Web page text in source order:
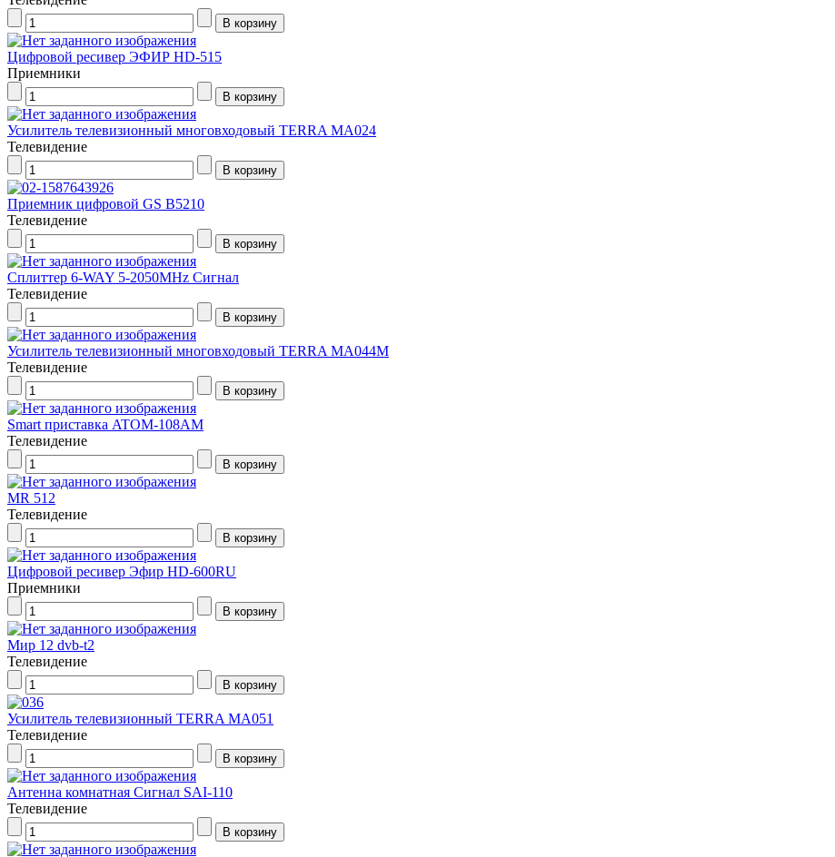
Цифровой ресивер ЭФИР HD-515
Приемники
Усилитель телевизионный многовходовый TERRA МА024
Телевидение
Приемник цифровой GS В5210
Телевидение
Сплиттер 6-WAY 5-2050MHz Сигнал
Телевидение
Усилитель телевизионный многовходовый TERRA MA044M
Телевидение
Smart приставка ATOM-108AM
Телевидение
MR 512
Телевидение
Цифровой ресивер Эфир HD-600RU
Приемники
Мир 12 dvb-t2
Телевидение
Усилитель телевизионный TERRA MA051
Телевидение
Антенна комнатная Сигнал SAI-110
Телевидение